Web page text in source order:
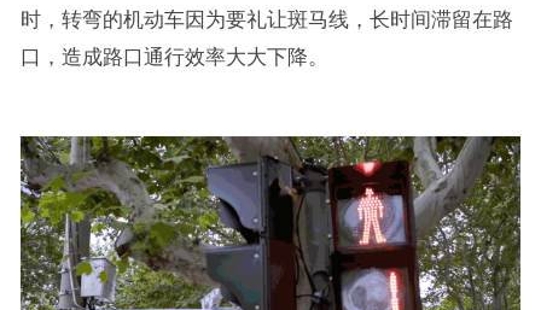
时，转弯的机动车因为要礼让斑马线，长时间滞留在路
口，造成路口通行效率大大下降。